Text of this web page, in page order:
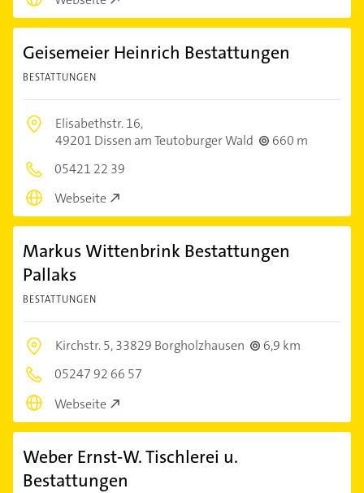
Geisemeier Heinrich Bestattungen
BESTATTUNGEN
Elisabethstr. 16,
49201 Dissen am Teutoburger Wald
660 m
05421 22 39
Webseite
Markus Wittenbrink Bestattungen
Pallaks
BESTATTUNGEN
Kirchstr. 5,33829 Borgholzhausen
6,9 km
05247 92 66 57
Webseite
Weber Ernst-W. Tischlerei u.
Bestattungen